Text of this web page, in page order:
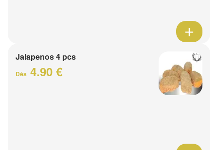
Jalapenos 4 pcs
Dès 4.90 €